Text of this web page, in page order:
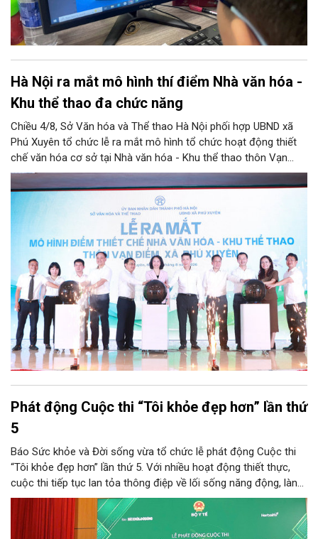
Hà Nội ra mắt mô hình thí điểm Nhà văn hóa -
Khu thể thao đa chức năng
Chiều 4/8, Sở Văn hóa và Thể thao Hà Nội phối hợp UBND xã
Phú Xuyên tổ chức lễ ra mắt mô hình tổ chức hoạt động thiết
chế văn hóa cơ sở tại Nhà văn hóa - Khu thể thao thôn Vạn
Điểm, xã Phú Xuyên.
Phát động Cuộc thi “Tôi khỏe đẹp hơn” lần thứ
5
Báo Sức khỏe và Đời sống vừa tổ chức lễ phát động Cuộc thi
“Tôi khỏe đẹp hơn” lần thứ 5. Với nhiều hoạt động thiết thực,
cuộc thi tiếp tục lan tỏa thông điệp về lối sống năng động, lành
mạnh và khuyến khích người dân chủ động chăm sóc sức khỏe.